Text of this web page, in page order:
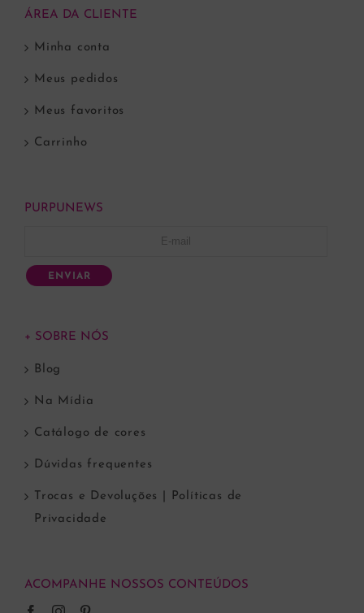
ÁREA DA CLIENTE
Minha conta
Meus pedidos
Meus favoritos
Carrinho
PURPUNEWS
ENVIAR
+ SOBRE NÓS
Blog
Na Mídia
Catálogo de cores
Dúvidas frequentes
Trocas e Devoluções | Políticas de
Privacidade
ACOMPANHE NOSSOS CONTEÚDOS